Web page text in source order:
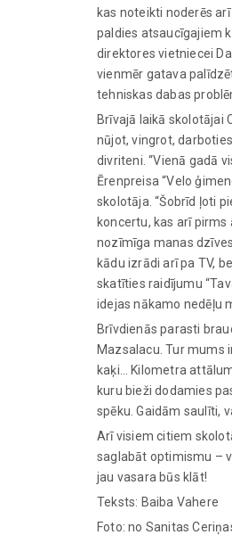
kas noteikti noderēs
paldies atsaucīgajiem
direktores vietniecei
vienmēr gatava
tehniskas dabas
Brīvajā laikā skolotājai
nūjot, vingrot,
divriteni. “Vienā gadā
Ērenpreisa “Velo
skolotāja. “Šobrīd ļoti
koncertu, kas arī
nozīmīga manas
kādu izrādi arī pa TV,
skatīties raidījumu
idejas nākamo nedēļu
Brīvdienās parasti
Mazsalacu. Tur mums
kaķi… Kilometra
kuru bieži dodamies
spēku. Gaidām saulīti,
Arī visiem citiem
saglabāt optimismu –
jau vasara būs klāt!
Teksts: Baiba Vahere
Foto: no Sanitas